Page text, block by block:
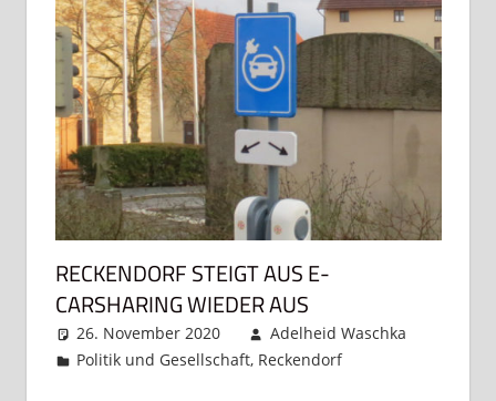
RECKENDORF STEIGT AUS E-
CARSHARING WIEDER AUS
26. November 2020
Adelheid Waschka
Politik und Gesellschaft, Reckendorf